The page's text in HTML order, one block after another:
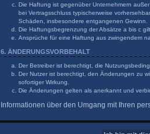
Die Haftung ist gegenüber Unternehmern
bei Vertragsschluss typischerweise
Schäden, insbesondere entgangenen Gewinn.
Die Haftungsbegrenzung der Absätze a bis c
Ansprüche für eine Haftung aus zwingendem
6. ÄNDERUNGSVORBEHALT
Der Betreiber ist berechtigt, die
Der Nutzer ist berechtigt, den Änderungen zu
sofortiger Wirkung.
Die Änderungen gelten als anerkannt und
Informationen über den Umgang mit Ihren